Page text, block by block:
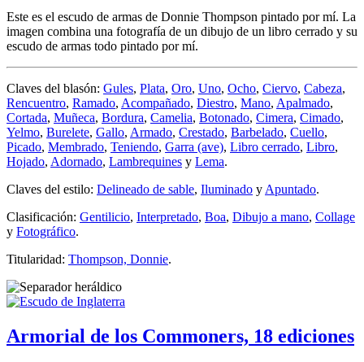
Este es el escudo de armas de Donnie Thompson pintado por mí. La
imagen combina una fotografía de un dibujo de un libro cerrado y su
escudo de armas todo pintado por mí.
Claves del blasón: Gules, Plata, Oro, Uno, Ocho, Ciervo, Cabeza,
Rencuentro, Ramado, Acompañado, Diestro, Mano, Apalmado,
Cortada, Muñeca, Bordura, Camelia, Botonado, Cimera, Cimado,
Yelmo, Burelete, Gallo, Armado, Crestado, Barbelado, Cuello,
Picado, Membrado, Teniendo, Garra (ave), Libro cerrado, Libro,
Hojado, Adornado, Lambrequines y Lema.
Claves del estilo: Delineado de sable, Iluminado y Apuntado.
Clasificación: Gentilicio, Interpretado, Boa, Dibujo a mano, Collage
y Fotográfico.
Titularidad: Thompson, Donnie.
Armorial de los Commoners, 18 ediciones